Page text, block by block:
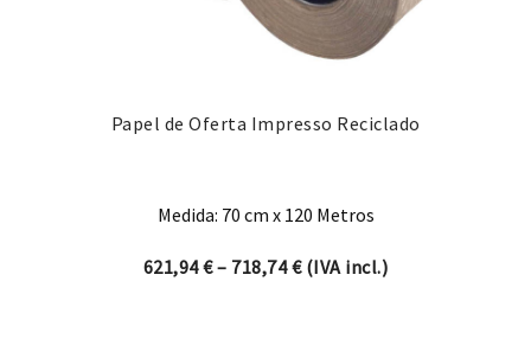
Papel de Oferta Impresso Reciclado
Medida: 70 cm x 120 Metros
621,94€– 718,74€Price range: 621,94 €
(IVA incl.)